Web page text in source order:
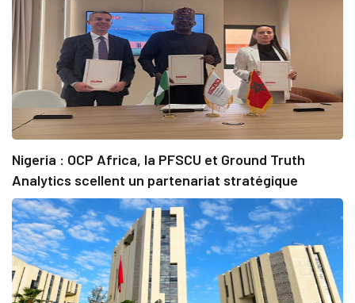
Nigeria : OCP Africa, la PFSCU et Ground Truth
Analytics scellent un partenariat stratégique